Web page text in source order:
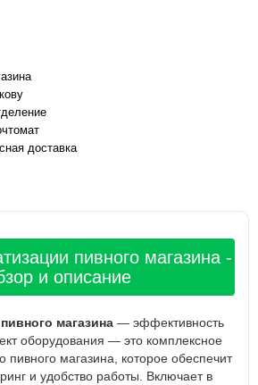
доставка
пивного магазина -
и описание
магазина — эффективность
оборудования — это комплексное
магазина, которое обеспечит
и удобство работы. Включает в